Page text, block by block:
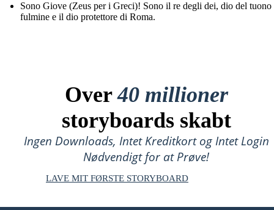
Sono Giove (Zeus per i Greci)! Sono il re degli dei, dio del tuono
fulmine e il dio protettore di Roma.
Over40 millioner
storyboards skabt
Ingen Downloads, Intet Kreditkort og Intet Login
Nødvendigt for at Prøve!
LAVE MIT FØRSTE STORYBOARD